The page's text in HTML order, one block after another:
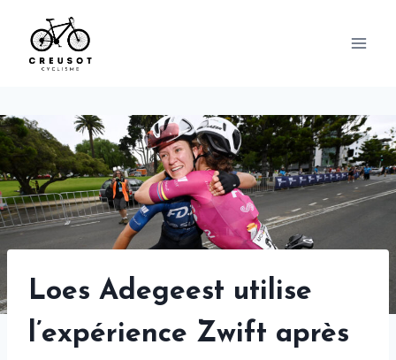
content
Loes Adegeest utilise
l’expérience Zwift après